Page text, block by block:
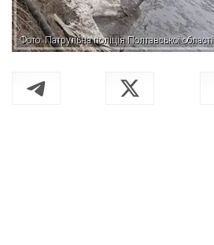
Фото: Патрульна поліція Полтавської області